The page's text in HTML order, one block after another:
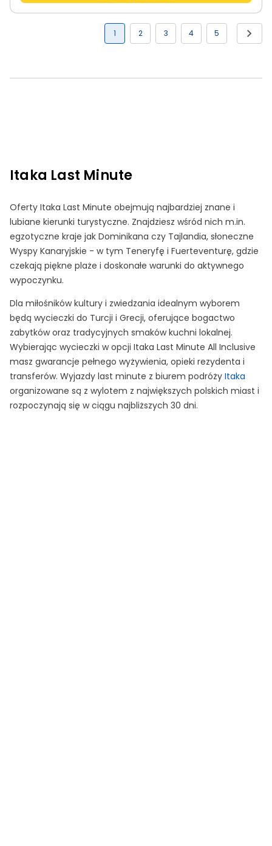
1 2 3 4 5
Itaka Last Minute
Oferty Itaka Last Minute obejmują najbardziej znane i
lubiane kierunki turystyczne. Znajdziesz wśród nich m.in.
egzotyczne kraje jak Dominikana czy Tajlandia, słoneczne
Wyspy Kanaryjskie - w tym Teneryfę i Fuerteventurę, gdzie
czekają piękne plaże i doskonałe warunki do aktywnego
wypoczynku.
Dla miłośników kultury i zwiedzania idealnym wyborem
będą wycieczki do Turcji i Grecji, oferujące bogactwo
zabytków oraz tradycyjnych smaków kuchni lokalnej.
Wybierając wycieczki w opcji Itaka Last Minute All Inclusive
masz gwarancje pełnego wyżywienia, opieki rezydenta i
transferów. Wyjazdy last minute z biurem podróży Itaka
organizowane są z wylotem z największych polskich miast i
rozpoczynają się w ciągu najbliższych 30 dni.